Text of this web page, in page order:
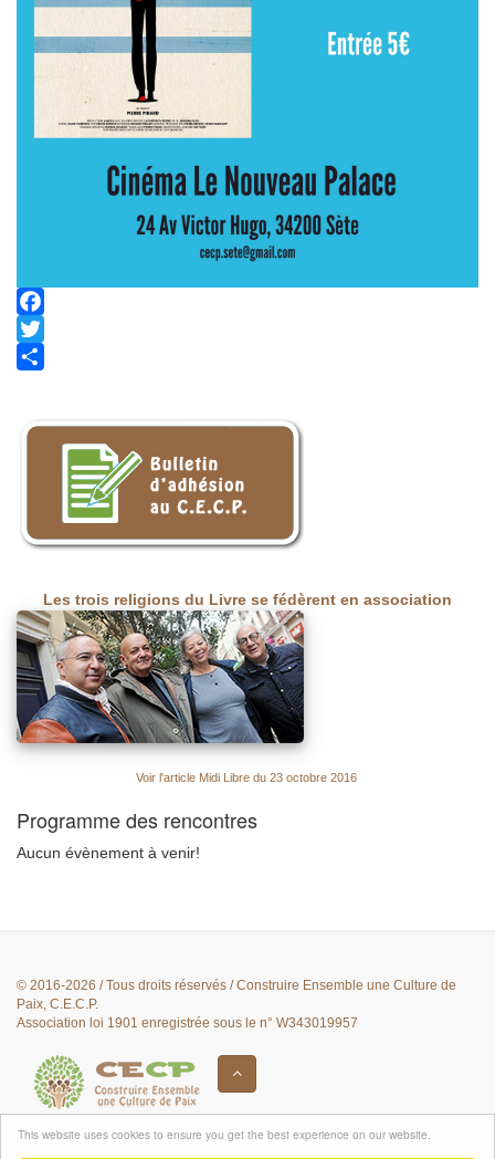
This website uses cookies to ensure you get the best experience on our website.
Facebook
Twitter
Les trois religions du Livre se fédèrent en association
Voir l'article Midi Libre du 23 octobre 2016
Programme des rencontres
Aucun évènement à venir!
© 2016-2026 / Tous droits réservés / Construire Ensemble une Culture de
Paix, C.E.C.P.
Association loi 1901 enregistrée sous le n° W343019957